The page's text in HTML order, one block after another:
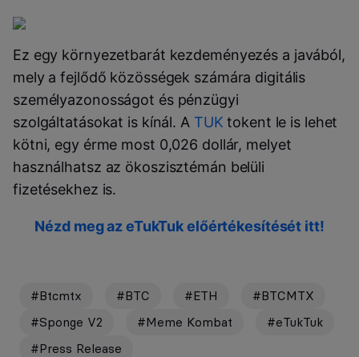
Ez egy környezetbarát kezdeményezés a javából,
mely a fejlődő közösségek számára digitális
személyazonosságot és pénzügyi
szolgáltatásokat is kínál. A TUK tokent le is lehet
kötni, egy érme most 0,026 dollár, melyet
használhatsz az ökoszisztémán belüli
fizetésekhez is.
Nézd meg az eTukTuk előértékesítését itt!
#Btcmtx #BTC #ETH
#BTCMTX
#Sponge V2
#Meme Kombat
#eTukTuk
#Press Release